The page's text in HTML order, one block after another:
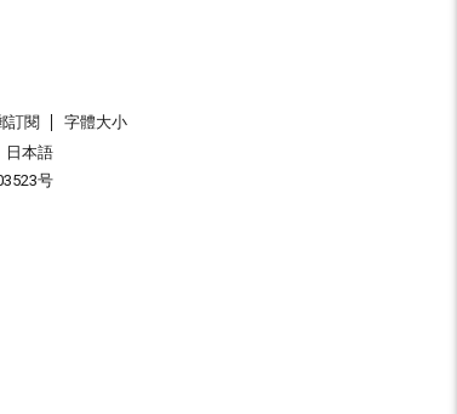
訂閱
字體大小
日本語
号